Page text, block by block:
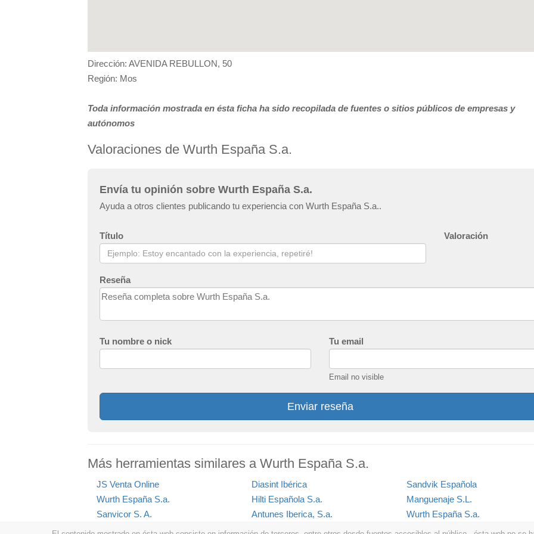
Dirección: AVENIDA REBULLON, 50
Región: Mos
Toda información mostrada en ésta ficha ha sido recopilada de fuentes o sitios públicos de empresas y
autónomos
Valoraciones de Wurth España S.a.
Envía tu opinión sobre Wurth España S.a.
Ayuda a otros clientes publicando tu experiencia con Wurth España S.a..
Título Valoración
Reseña
Tu nombre o nick Tu email
Email no visible
Enviar reseña
Más herramientas similares a Wurth España S.a.
JS Venta Online Diasint Ibérica
Sandvik Española
Wurth España S.a.
Hilti Española S.a.
Manguenaje S.L.
Sanvicor S. A.
Antunes Iberica, S.a. Wurth España S.a.